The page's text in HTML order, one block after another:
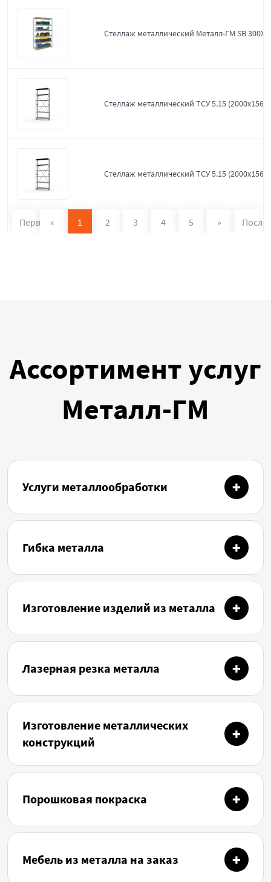
Стеллаж металлический Металл-ГМ SB
Стеллаж металлический ТСУ 5.15
Стеллаж металлический ТСУ 5.15
Первая « 1 2 3 4 5 »
Ассортимент услуг
Металл-ГМ
Услуги металлообработки
Гибка металла
Изготовление изделий из металла
Лазерная резка металла
Изготовление металлических
конструкций
Порошковая покраска
Мебель из металла на заказ